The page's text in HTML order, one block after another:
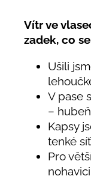
Vítr ve
zadek, co
Ušili
V pase
–
Kapsy
tenké
Pro